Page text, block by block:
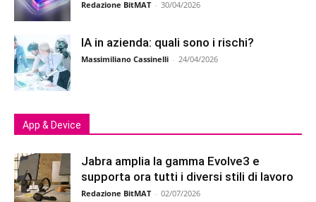
Redazione BitMAT - 30/04/2026
IA in azienda: quali sono i rischi?
Massimiliano Cassinelli - 24/04/2026
App & Device
Jabra amplia la gamma Evolve3 e
supporta ora tutti i diversi stili di lavoro
Redazione BitMAT - 02/07/2026